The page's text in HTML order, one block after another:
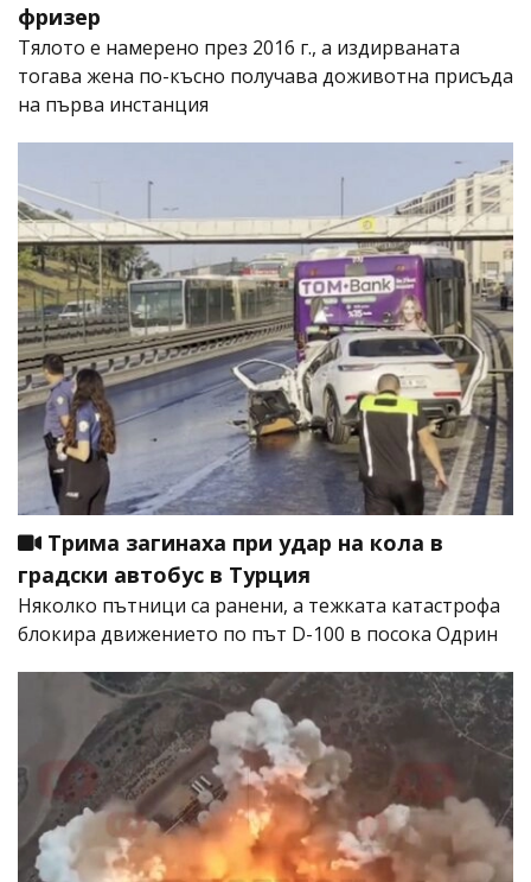
фризер
Тялото е намерено през 2016 г., а издирваната
тогава жена по-късно получава доживотна присъда
на първа инстанция
Трима загинаха при удар на кола в
градски автобус в Турция
Няколко пътници са ранени, а тежката катастрофа
блокира движението по път D-100 в посока Одрин